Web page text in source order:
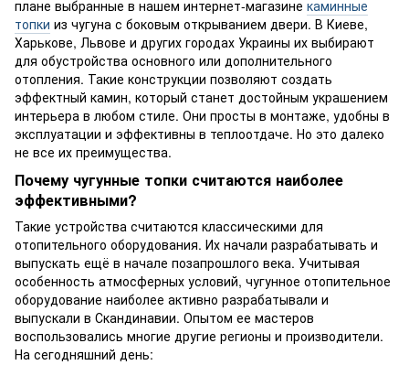
плане выбранные в нашем интернет-магазине каминные
топки из чугуна с боковым открыванием двери. В Киеве,
Харькове, Львове и других городах Украины их выбирают
для обустройства основного или дополнительного
отопления. Такие конструкции позволяют создать
эффектный камин, который станет достойным украшением
интерьера в любом стиле. Они просты в монтаже, удобны в
эксплуатации и эффективны в теплоотдаче. Но это далеко
не все их преимущества.
Почему чугунные топки считаются наиболее
эффективными?
Такие устройства считаются классическими для
отопительного оборудования. Их начали разрабатывать и
выпускать ещё в начале позапрошлого века. Учитывая
особенность атмосферных условий, чугунное отопительное
оборудование наиболее активно разрабатывали и
выпускали в Скандинавии. Опытом ее мастеров
воспользовались многие другие регионы и производители.
На сегодняшний день: